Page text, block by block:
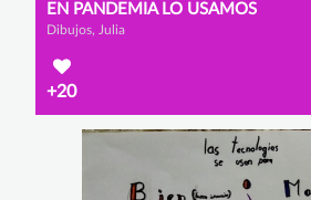
EN PANDEMIA LO USAMOS
Dibujos, Julia
+20